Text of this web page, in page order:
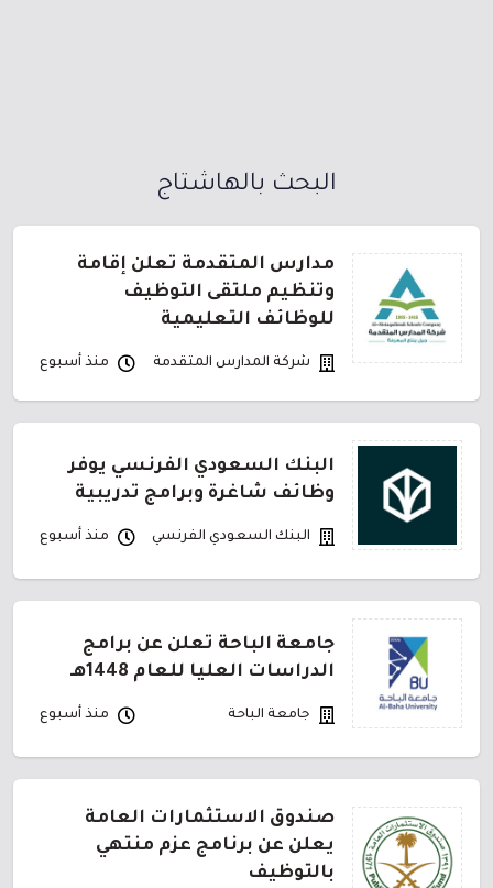
البحث بالهاشتاج
مدارس المتقدمة تعلن إقامة
وتنظيم ملتقى التوظيف
للوظائف التعليمية
شركة المدارس المتقدمة منذ أسبوع
البنك السعودي الفرنسي يوفر
وظائف شاغرة وبرامج تدريبية
البنك السعودي الفرنسي منذ أسبوع
جامعة الباحة تعلن عن برامج
الدراسات العليا للعام 1448هـ
جامعة الباحة منذ أسبوع
صندوق الاستثمارات العامة
يعلن عن برنامج عزم منتهي
بالتوظيف